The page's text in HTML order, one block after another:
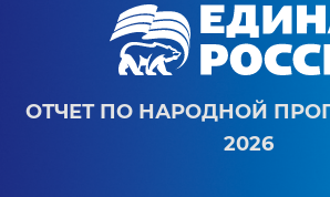
ОТЧЕТ ПО НАРОДНОЙ
2026